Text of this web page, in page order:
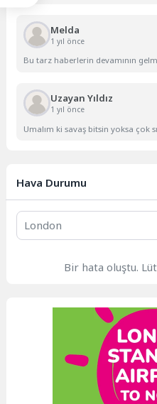
Melda
1 yıl önce
Bu tarz haberlerin devamının
Uzayan Yıldız
1 yıl önce
Umalım ki savaş bitsin yoksa çok
Hava Durumu
Bir hata oluştu.